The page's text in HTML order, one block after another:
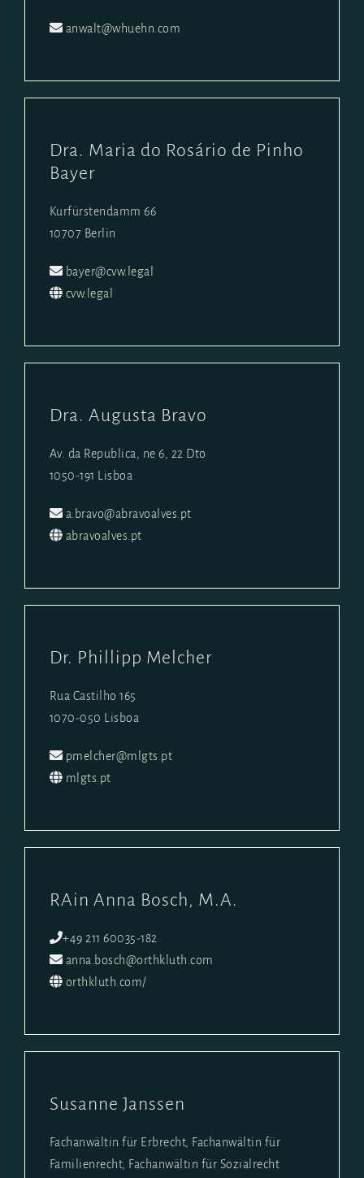
anwalt@whuehn.com
Dra. Maria do Rosário de Pinho
Bayer
Kurfürstendamm 66
10707 Berlin
bayer@cvw.legal
cvw.legal
Dra. Augusta Bravo
Av. da Republica, ne 6, 22 Dto
1050-191 Lisboa
a.bravo@abravoalves.pt
abravoalves.pt
Dr. Phillipp Melcher
Rua Castilho 165
1070-050 Lisboa
pmelcher@mlgts.pt
mlgts.pt
RAin Anna Bosch, M.A.
+49 211 60035-182
anna.bosch@orthkluth.com
orthkluth.com/
Susanne Janssen
Fachanwältin für Erbrecht, Fachanwältin für
Familienrecht, Fachanwältin für Sozialrecht